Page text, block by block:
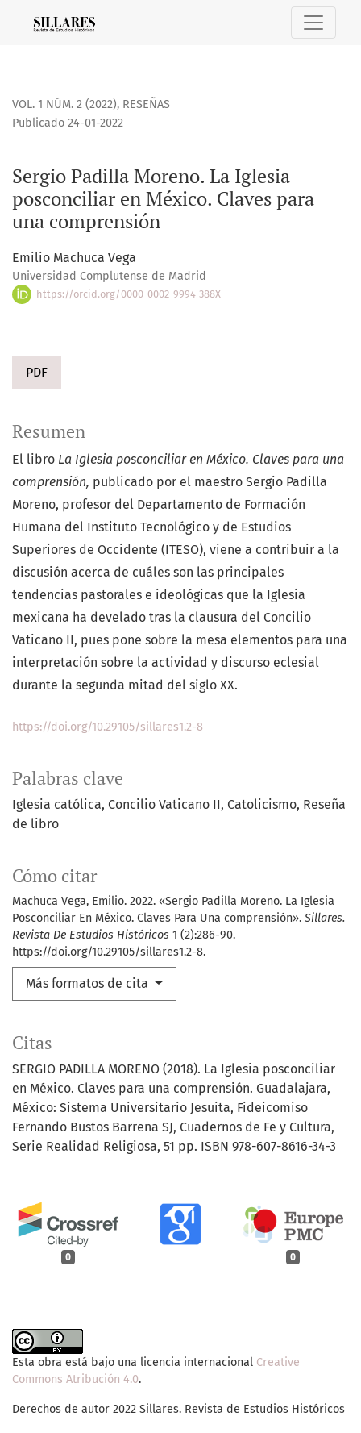
Sergio Padilla Moreno. La Iglesia posconciliar en México.
VOL. 1 NÚM. 2 (2022), RESEÑAS
Sergio Padilla Moreno. La Iglesia
posconciliar en México. Claves para
una comprensión
Publicado 24-01-2022
Emilio Machuca Vega
Universidad Complutense de Madrid
https://orcid.org/0000-0002-9994-388X
PDF
Palabras clave
Iglesia católica Concilio Vaticano II Catolicismo Reseña
de libro
Cómo citar
Machuca Vega, Emilio. 2022. «Sergio Padilla Moreno. La Iglesia
Posconciliar En México. Claves Para Una comprensión». Sillares.
Revista De Estudios Históricos 1 (2):286-90.
https://doi.org/10.29105/sillares1.2-8.
Más formatos de cita
0 0
Resumen
El libro La Iglesia posconciliar en México. Claves para una
comprensión, publicado por el maestro Sergio Padilla
Moreno, profesor del Departamento de Formación
Humana del Instituto Tecnológico y de Estudios
Superiores de Occidente (ITESO), viene a contribuir a la
discusión acerca de cuáles son las principales
tendencias pastorales e ideológicas que la Iglesia
mexicana ha develado tras la clausura del Concilio
Vaticano II, pues pone sobre la mesa elementos para una
interpretación sobre la actividad y discurso eclesial
durante la segunda mitad del siglo XX.
https://doi.org/10.29105/sillares1.2-8
Citas
SERGIO PADILLA MORENO (2018). La Iglesia posconciliar
en México. Claves para una comprensión. Guadalajara,
México: Sistema Universitario Jesuita, Fideicomiso
Fernando Bustos Barrena SJ, Cuadernos de Fe y Cultura,
Serie Realidad Religiosa, 51 pp. ISBN 978-607-8616-34-3
Esta obra está bajo una licencia internacional Creative
Commons Atribución 4.0.
Derechos de autor 2022 Sillares. Revista de Estudios Históricos